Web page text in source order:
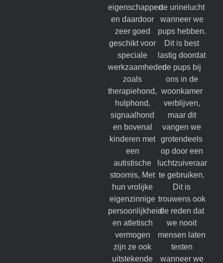
eigenschappen
en daardoor
zeer goed
geschikt voor
speciale
werkzaamheden
zoals
therapiehond,
hulphond,
signaalhond
en bovenal
kinderen met
een
autistische
stoornis, Met
hun vrolijke
eigenzinnige
persoonlijkheid
en atletisch
vermogen
zijn ze ook
uitstekende
de urinelucht
wanneer we
pups hebben.
Dit is best
lastig doordat
de pups bij
ons in de
woonkamer
verblijven,
maar dit
vangen we
grotendeels
op door een
luchtzuiveraar
te gebruiken.
Dit is
trouwens ook
de reden dat
we nooit
mensen laten
testen
wanneer we